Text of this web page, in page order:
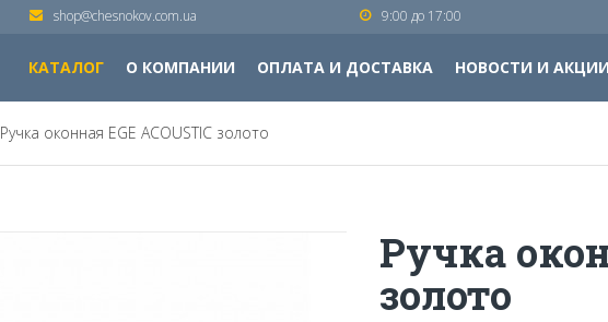
КАТАЛОГ О КОМПАНИИ ОПЛАТА И ДОСТАВКА НОВОСТИ И АКЦИИ
shop@chesnokov.com.ua 9:00 до 17:00
Ручка оконная EGE ACOUSTIC золото
Ручка
золото